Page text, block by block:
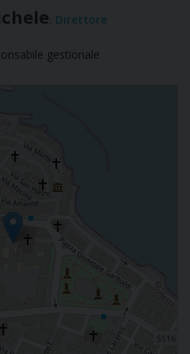
: Direttore
gestionale